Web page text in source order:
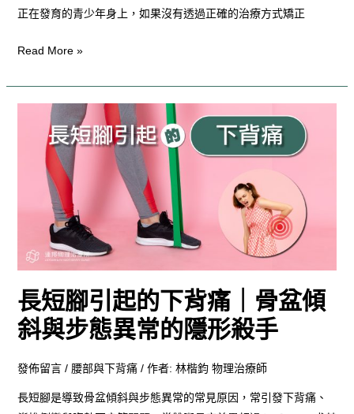
正在發育的青少年身上，如果沒有透過正確的治療方式矯正
Read More »
長短腳引起的下背痛｜骨盆傾
斜與步態異常的隱形殺手
發佈留言 / 腰部與下背痛/ 作者: 林楷鈞 物理治療師
長短腳是導致骨盆傾斜與步態異常的常見原因，常引發下背痛、
背
｜
骨
盆
與